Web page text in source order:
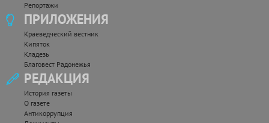
Репортажи
ПРИЛОЖЕНИЯ
Краеведческий вестник
Кипяток
Кладезь
Благовест Радонежья
РЕДАКЦИЯ
История газеты
О газете
Антикоррупция